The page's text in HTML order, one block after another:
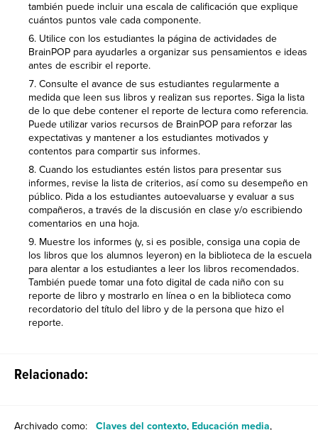
también puede incluir una escala de calificación que explique
cuántos puntos vale cada componente.
Utilice con los estudiantes la página de actividades de
BrainPOP para ayudarles a organizar sus pensamientos e ideas
antes de escribir el reporte.
Consulte el avance de sus estudiantes regularmente a
medida que leen sus libros y realizan sus reportes. Siga la lista
de lo que debe contener el reporte de lectura como referencia.
Puede utilizar varios recursos de BrainPOP para reforzar las
expectativas y mantener a los estudiantes motivados y
contentos para compartir sus informes.
Cuando los estudiantes estén listos para presentar sus
informes, revise la lista de criterios, así como su desempeño en
público. Pida a los estudiantes autoevaluarse y evaluar a sus
compañeros, a través de la discusión en clase y/o escribiendo
comentarios en una hoja.
Muestre los informes (y, si es posible, consiga una copia de
los libros que los alumnos leyeron) en la biblioteca de la escuela
para alentar a los estudiantes a leer los libros recomendados.
También puede tomar una foto digital de cada niño con su
reporte de libro y mostrarlo en línea o en la biblioteca como
recordatorio del título del libro y de la persona que hizo el
reporte.
Relacionado:
Archivado como: Claves del contexto, Educación media,